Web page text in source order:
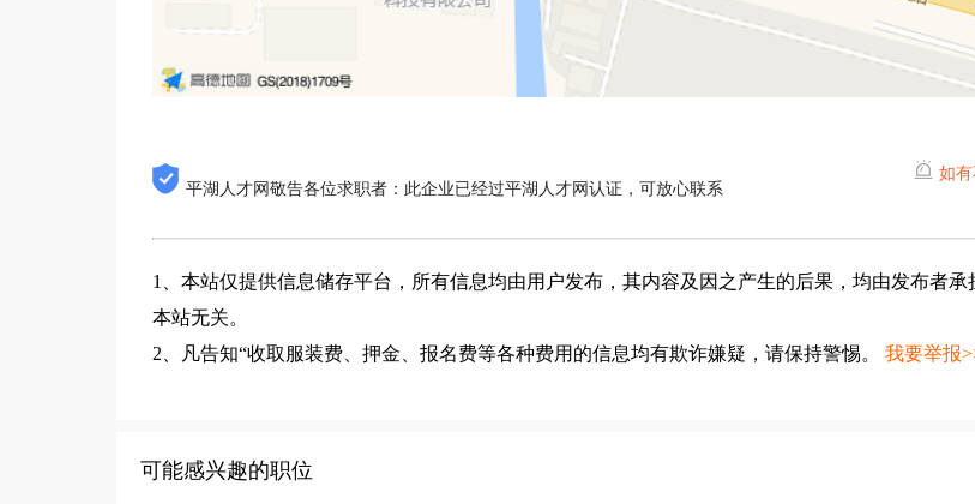
平湖人才网敬告各位求职者：此企业已经过平湖人才网认证，可放心联系
如
1、本站仅提供信息储存平台，所有信息均由用户发布，其内容及因之产生的后果，均由发布者承
本站无关。
2、凡告知“收取服装费、押金、报名费等各种费用的信息均有欺诈嫌疑，请保持警惕。 我要举报
可能感兴趣的职位